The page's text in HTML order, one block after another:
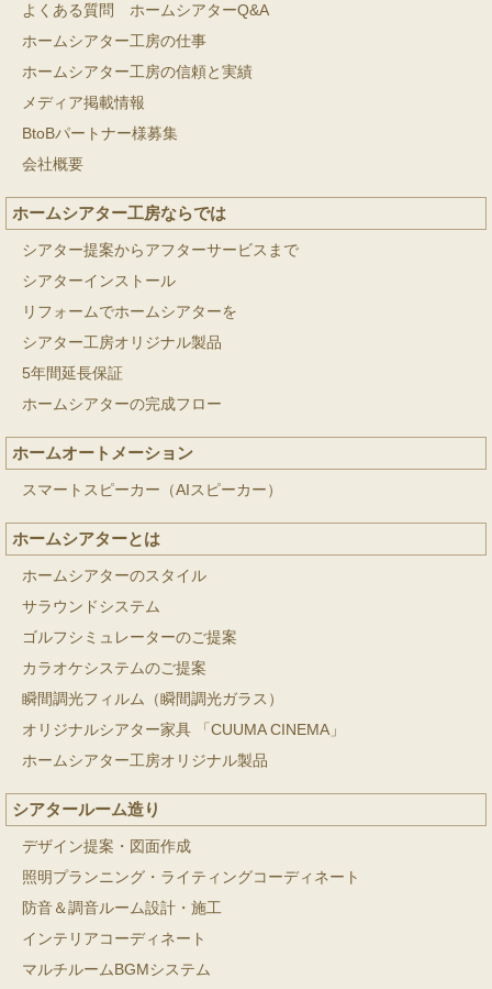
よくある質問 ホームシアターQ&A
ホームシアター工房の仕事
ホームシアター工房の信頼と実績
メディア掲載情報
BtoBパートナー様募集
会社概要
ホームシアター工房ならでは
シアター提案からアフターサービスまで
シアターインストール
リフォームでホームシアターを
シアター工房オリジナル製品
5年間延長保証
ホームシアターの完成フロー
ホームオートメーション
スマートスピーカー（AIスピーカー）
ホームシアターとは
ホームシアターのスタイル
サラウンドシステム
ゴルフシミュレーターのご提案
カラオケシステムのご提案
瞬間調光フィルム（瞬間調光ガラス）
オリジナルシアター家具 「CUUMA CINEMA」
ホームシアター工房オリジナル製品
シアタールーム造り
デザイン提案・図面作成
照明プランニング・ライティングコーディネート
防音＆調音ルーム設計・施工
インテリアコーディネート
マルチルームBGMシステム